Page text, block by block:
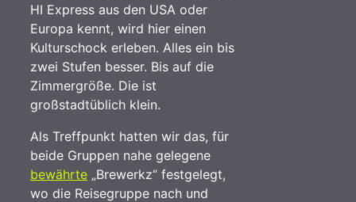
HI Express aus den USA oder
Europa kennt, wird hier einen
Kulturschock erleben. Alles ein bis
zwei Stufen besser. Bis auf die
Zimmergröße. Die ist
großstadtüblich klein.
Als Treffpunkt hatten wir das, für
beide Gruppen nahe gelegene
bewährte „Brewerkz“ festgelegt,
wo die Reisegruppe nach und